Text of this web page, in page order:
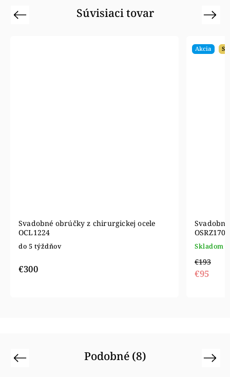
Súvisiaci tovar
Previous
Svadobné obrúčky z chirurgickej ocele
OCL1224
do 5 týždňov
€300
Akcia
OSRZ1700
Skladom
€193
€95
Next
Podobné (8)
Previous Next